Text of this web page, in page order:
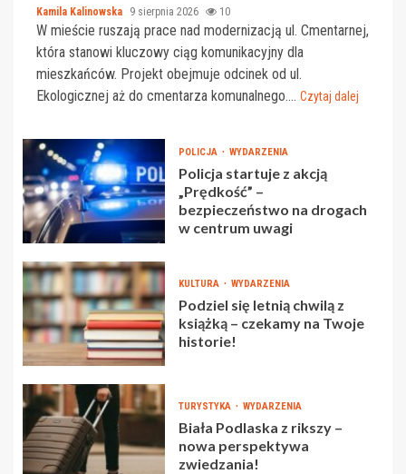
Kamila Kalinowska 9 sierpnia 2026 10
W mieście ruszają prace nad modernizacją ul. Cmentarnej,
która stanowi kluczowy ciąg komunikacyjny dla
mieszkańców. Projekt obejmuje odcinek od ul.
Ekologicznej aż do cmentarza komunalnego.... Czytaj dalej
POLICJA WYDARZENIA
Policja startuje z akcją
„Prędkość” –
bezpieczeństwo na drogach
w centrum uwagi
KULTURA WYDARZENIA
Podziel się letnią chwilą z
książką – czekamy na Twoje
historie!
TURYSTYKA WYDARZENIA
Biała Podlaska z rikszy –
nowa perspektywa
zwiedzania!